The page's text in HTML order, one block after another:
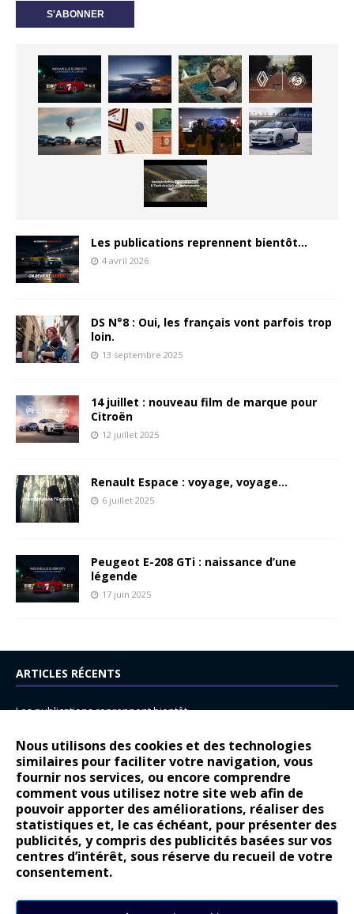
Nous utilisons des cookies et des technologies
similaires pour faciliter votre navigation, vous
fournir nos services, ou encore comprendre
comment vous utilisez notre site web afin de
pouvoir apporter des améliorations, réaliser des
statistiques et, le cas échéant, pour présenter des
publicités, y compris des publicités basées sur vos
centres d’intérêt, sous réserve du recueil de votre
consentement.
Les publications reprennent bientôt…
4 avril 2026
DS N°8 : Oui, les français vont parfois trop
loin.
13 septembre 2025
14 juillet : nouveau film de marque pour
Citroën
12 juillet 2025
Renault Espace : voyage, voyage…
6 juillet 2025
Peugeot E-208 GTi : naissance d’une
légende
17 juin 2025
ARTICLES RÉCENTS
Les publications reprennent bientôt…
14 juillet : nouveau film de marque pour Citroën
Renault Espace : voyage, voyage…
Peugeot E-208 GTi : naissance d’une légende
COMMENTAIRES RÉCENTS
Bernard Dardartdans
Gilly